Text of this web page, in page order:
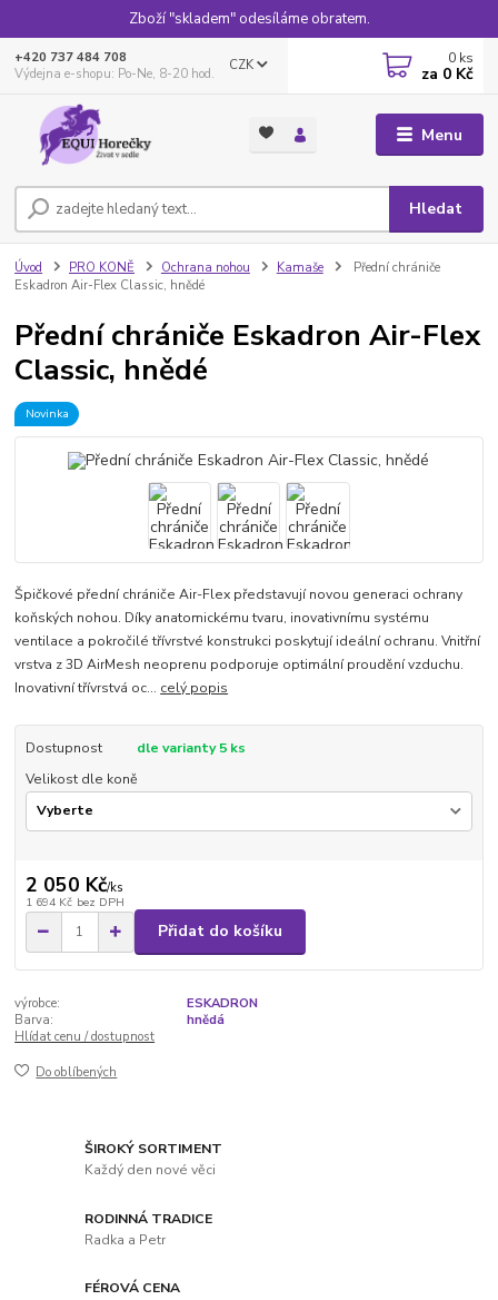
Zboží "skladem" odesíláme obratem.
Menu
CZK
Hledat
+420 737 484 708
Výdejna e-shopu: Po-Ne, 8-20 hod.
0 ks
za 0 Kč
Úvod PRO KONĚ Ochrana nohou Kamaše
Přední chrániče
Eskadron Air-Flex Classic, hnědé
Přední chrániče Eskadron Air-Flex
Classic, hnědé
Novinka
Špičkové přední chrániče Air-Flex představují novou generaci ochrany
koňských nohou. Díky anatomickému tvaru, inovativnímu systému
ventilace a pokročilé třívrstvé konstrukci poskytují ideální ochranu. Vnitřní
vrstva z 3D AirMesh neoprenu podporuje optimální proudění vzduchu.
Inovativní třívrstvá oc... celý popis
Dostupnost
dle varianty 5 ks
Velikost dle koně
2 050 Kč/ks
1 694 Kč bez DPH
Přidat do košíku
výrobce:
ESKADRON
Barva:
hnědá
Hlídat cenu / dostupnost
Do oblíbených
ŠIROKÝ SORTIMENT
Každý den nové věci
RODINNÁ TRADICE
Radka a Petr
FÉROVÁ CENA